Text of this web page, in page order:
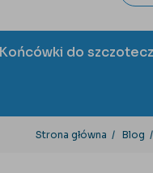
Końcówki do
Strona główna Blog